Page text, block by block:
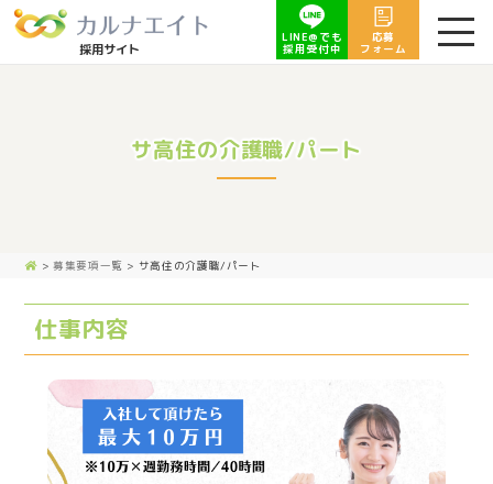
採用サイト
LINE@でも
採用受付中
応募
フォーム
サ高住の介護職/パート
> 募集要項一覧 > サ高住の介護職/パート
仕事内容